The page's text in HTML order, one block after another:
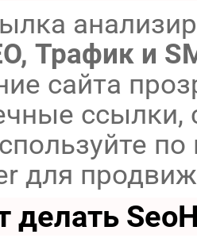
Трафик и
сайта
ссылки,
для
делать